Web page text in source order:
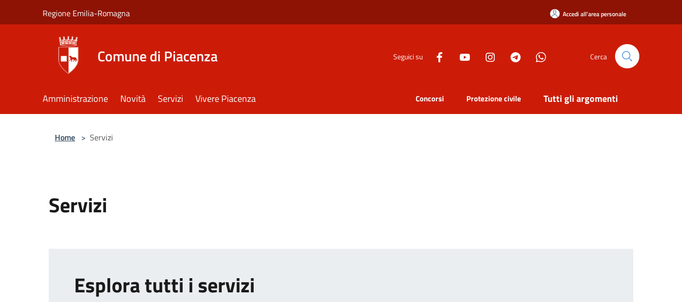
Regione Emilia-Romagna Accedi all'area personale
Comune di Piacenza Seguici su Cerca
Amministrazione Novità Servizi Vivere Piacenza Concorsi Protezione civile Tutti gli argomenti
Home > Servizi
Servizi
Esplora tutti i servizi